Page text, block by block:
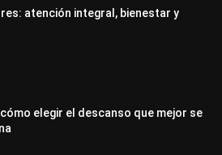
atención integral, bienestar y
elegir el descanso que mejor se